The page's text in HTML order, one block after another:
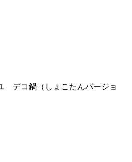
デコ鍋（しょこたんバージョ